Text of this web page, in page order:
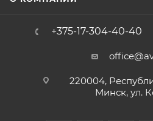
+375-17-304-40-40
220004,
Минск, ул.